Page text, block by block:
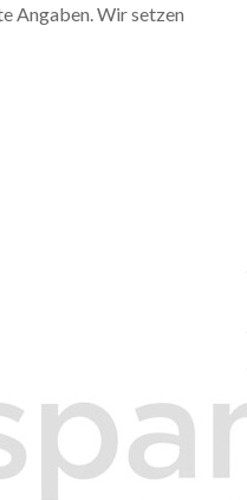
Angaben. Wir setzen